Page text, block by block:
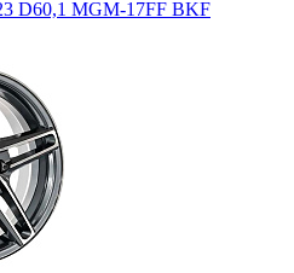
D60,1 MGM-17FF BKF